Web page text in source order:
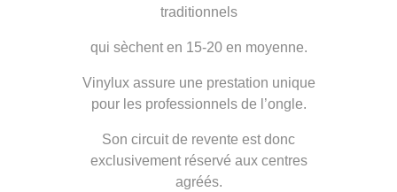
traditionnels
qui sèchent en 15-20 en moyenne.
Vinylux assure une prestation unique
pour les professionnels de l’ongle.
Son circuit de revente est donc
exclusivement réservé aux centres
agréés.